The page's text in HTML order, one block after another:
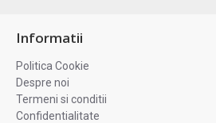
Informatii
Politica Cookie
Despre noi
Termeni si conditii
Confidentialitate